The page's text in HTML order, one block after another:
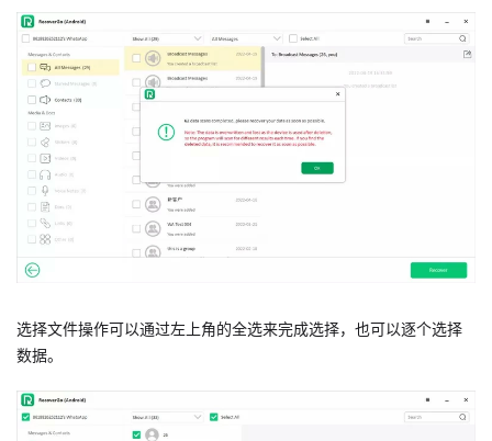
选择文件操作可以通过左上角的全选来完成选择，也可以逐个选择
数据。